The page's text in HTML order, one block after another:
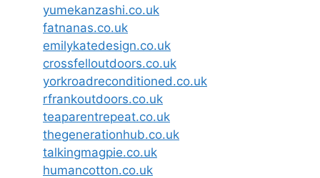
yumekanzashi.co.uk
fatnanas.co.uk
emilykatedesign.co.uk
crossfelloutdoors.co.uk
yorkroadreconditioned.co.uk
rfrankoutdoors.co.uk
teaparentrepeat.co.uk
thegenerationhub.co.uk
talkingmagpie.co.uk
humancotton.co.uk